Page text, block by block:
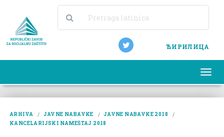
ЋИРИЛИЦА
ARHIVA JAVNE NABAVKE
JAVNE NABAVKE 2018
KANCELARIJSKI NAMEŠTAJ 2018